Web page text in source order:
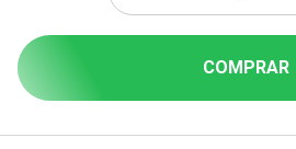
COMPRAR